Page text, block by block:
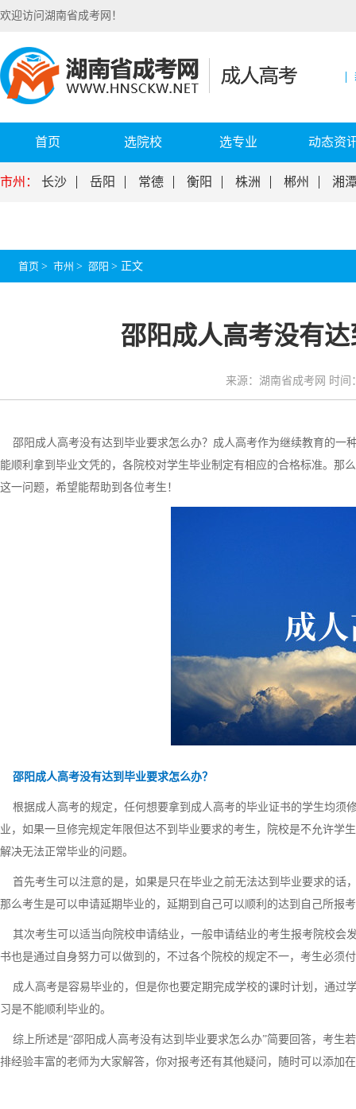
欢迎访问湖南省成考网！
首页 选院校 选专业 动态资
市州： 长沙 岳阳 常德 衡阳 株洲 郴州 湘
首页 > 市州 > 邵阳 > 正文
邵阳成人高考没有
来源：湖南省成考网 时间
邵阳成人高考没有达到毕业要求怎么办？成人高考作为继续教育的一
能顺利拿到毕业文凭的，各院校对学生毕业制定有相应的合格标准。那么
这一问题，希望能帮助到各位考生！
邵阳成人高考没有达到毕业要求怎么办？
根据成人高考的规定，任何想要拿到成人高考的毕业证书的学生均须
业，如果一旦修完规定年限但达不到毕业要求的考生，院校是不允许学
解决无法正常毕业的问题。
首先考生可以注意的是，如果是只在毕业之前无法达到毕业要求的话
那么考生是可以申请延期毕业的，延期到自己可以顺利的达到自己所报
其次考生可以适当向院校申请结业，一般申请结业的考生报考院校会
书也是通过自身努力可以做到的，不过各个院校的规定不一，考生必须
成人高考是容易毕业的，但是你也要定期完成学校的课时计划，通过
习是不能顺利毕业的。
综上所述是“邵阳成人高考没有达到毕业要求怎么办”简要回答，考生
排经验丰富的老师为大家解答，你对报考还有其他疑问，随时可以添加